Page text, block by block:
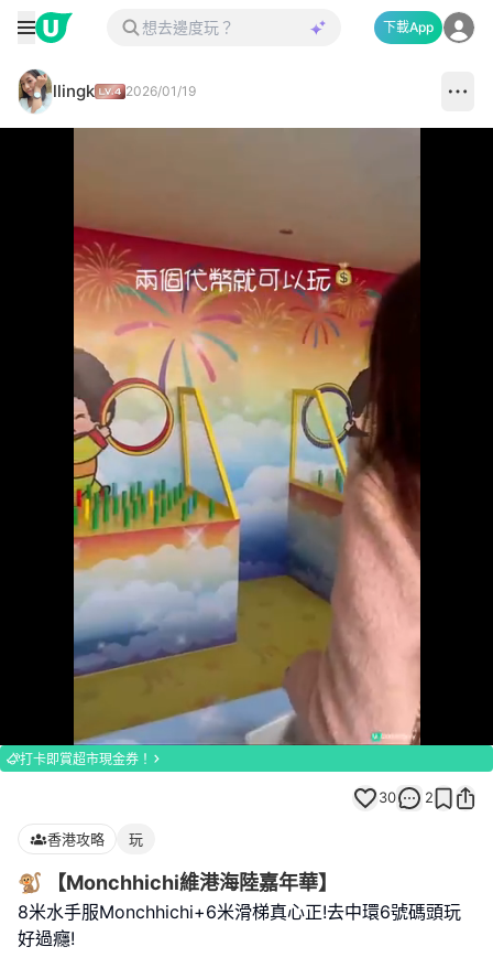
下載App
llingk 2026/01/19
Loaded:
100.00%
打卡即賞超市現金券！
30 2
香港攻略 玩
🐒 【Monchhichi維港海陸嘉年華】
8米水手服Monchhichi+6米滑梯真心正!去中環6號碼頭玩
好過癮!